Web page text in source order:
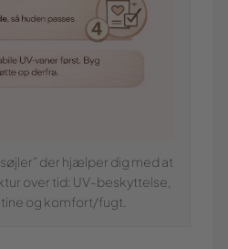
der hjælper dig med at
over tid: UV-beskyttelse,
og komfort/fugt.